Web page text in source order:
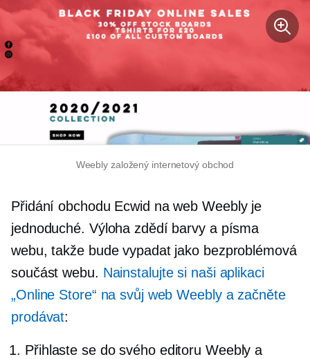
Weebly založený internetový obchod
Přidání obchodu Ecwid na web Weebly je
jednoduché. Výloha zdědí barvy a písma
webu, takže bude vypadat jako bezproblémová
součást webu. Nainstalujte si naši aplikaci
„Online Store“ na svůj web Weebly a začněte
prodávat:
Přihlaste se do svého editoru Weebly a